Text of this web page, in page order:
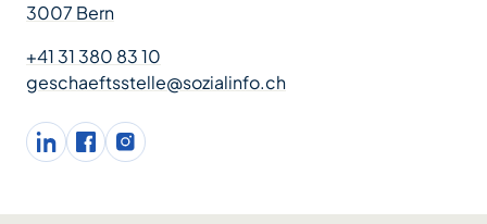
3007 Bern
+41 31 380 83 10
geschaeftsstelle@sozialinfo.ch
LinkedInfacebookInstagram